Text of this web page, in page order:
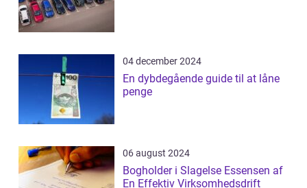
04 december 2024
En dybdegående guide til at låne
penge
06 august 2024
Bogholder i Slagelse Essensen af
En Effektiv Virksomhedsdrift